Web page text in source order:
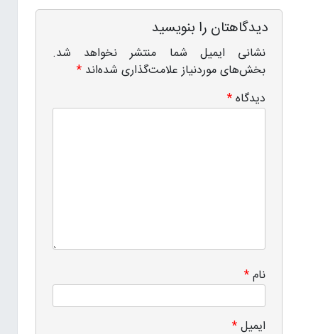
دیدگاهتان را بنویسید
نشانی ایمیل شما منتشر نخواهد شد.
بخش‌های موردنیاز علامت‌گذاری شده‌اند*
دیدگاه*
ایمیل*